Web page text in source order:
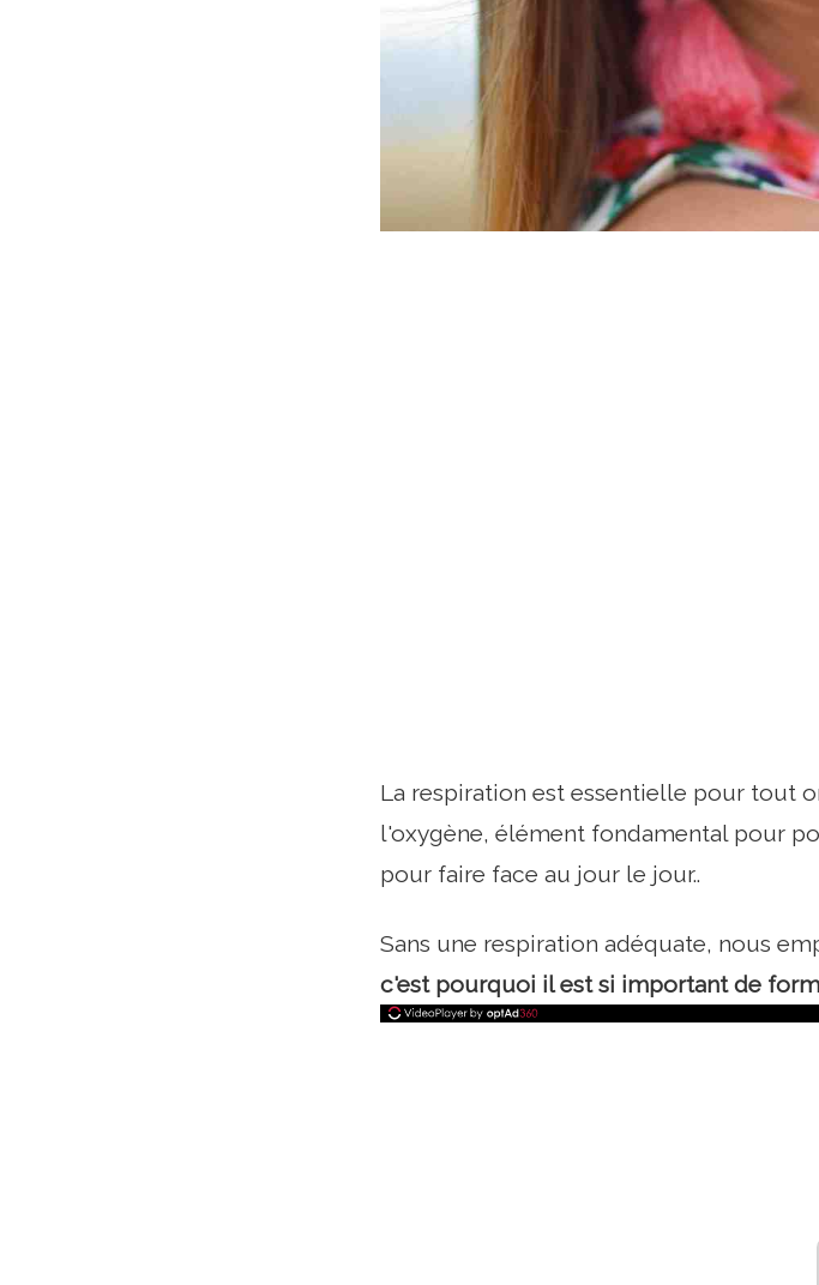
La respiration est essentielle pour tout
l'oxygène, élément fondamental pour
pour faire face au jour le jour..
Sans une respiration adéquate, nous
c'est pourquoi il est si important de